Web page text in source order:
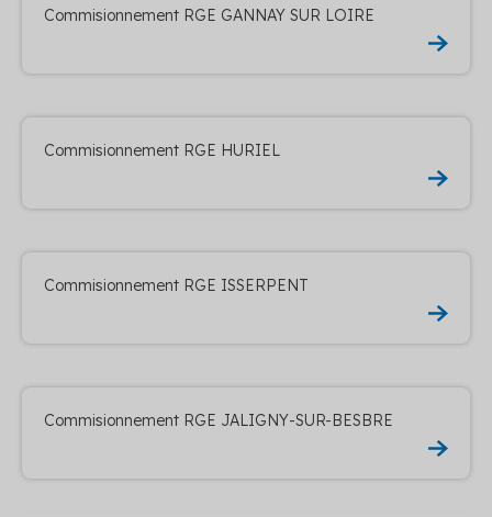
Commisionnement RGE GANNAY SUR LOIRE
Commisionnement RGE HURIEL
Commisionnement RGE ISSERPENT
Commisionnement RGE JALIGNY-SUR-BESBRE